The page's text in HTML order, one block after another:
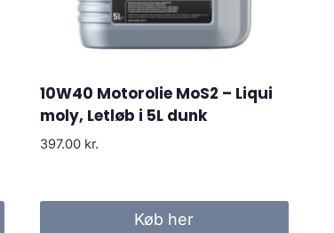
10W40 Motorolie MoS2 – Liqui
moly, Letløb i 5L dunk
397.00 kr.
Køb her